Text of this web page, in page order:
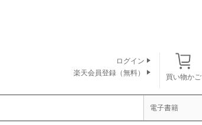
買い物かご
ログイン
楽天会員登録（無料）
電子書籍